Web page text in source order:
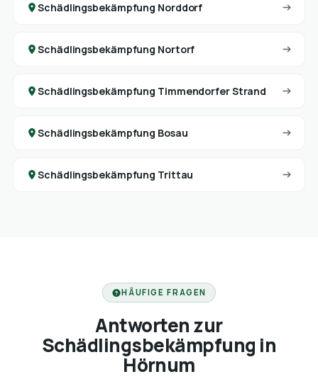
Schädlingsbekämpfung Norddorf
Schädlingsbekämpfung Nortorf
Schädlingsbekämpfung Timmendorfer Strand
Schädlingsbekämpfung Bosau
Schädlingsbekämpfung Trittau
HÄUFIGE FRAGEN
Antworten zur
Schädlingsbekämpfung in
Hörnum